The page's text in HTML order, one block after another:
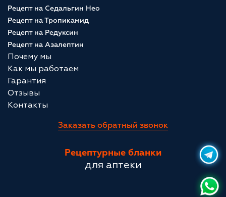
Рецептурные бланки
для аптеки
Рецепт на Седальгин Нео
Рецепт на Тропикамид
Рецепт на Редуксин
Рецепт на Азалептин
Почему мы
Как мы работаем
Гарантия
Отзывы
Контакты
Заказать обратный звонок